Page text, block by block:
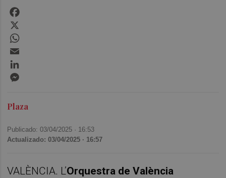
Plaza
Publicado: 03/04/2025 · 16:53
Actualizado: 03/04/2025 · 16:57
VALÈNCIA. L’Orquestra de València